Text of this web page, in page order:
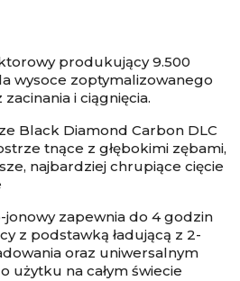
produkujący 9.500
wysoce zoptymalizowanego
i ciągnięcia.
Black Diamond Carbon DLC
tnące z głębokimi zębami,
najbardziej chrupiące cięcie
zapewnia do 4 godzin
z podstawką ładującą z 2-
oraz uniwersalnym
użytku na całym świecie